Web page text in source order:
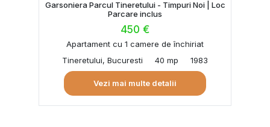
Garsoniera Parcul Tineretului - Timpuri Noi | Loc
Parcare inclus
450 €
Apartament cu 1 camere de închiriat
Tineretului, Bucuresti
40 mp 1983
Vezi mai multe detalii